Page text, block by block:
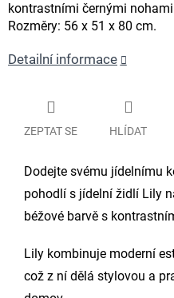
kontrastními černými
Rozměry: 56 x 51 x 80 cm.
Detailní informace
ZEPTAT SE HLÍDAT
Dodejte svému jídelnímu
pohodlí s jídelní židlí Lily
béžové barvě s
Lily kombinuje moderní
což z ní dělá stylovou a